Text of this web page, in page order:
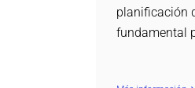
planificación
fundamental